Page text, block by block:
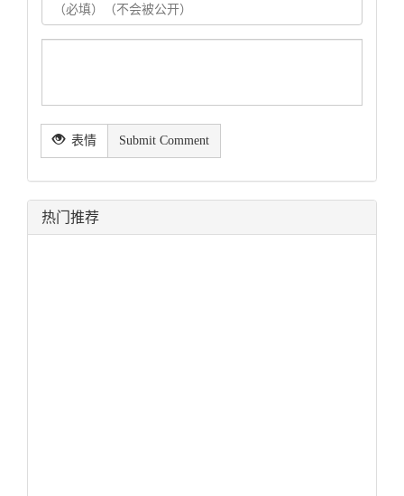
表情 Submit Comment
热门推荐